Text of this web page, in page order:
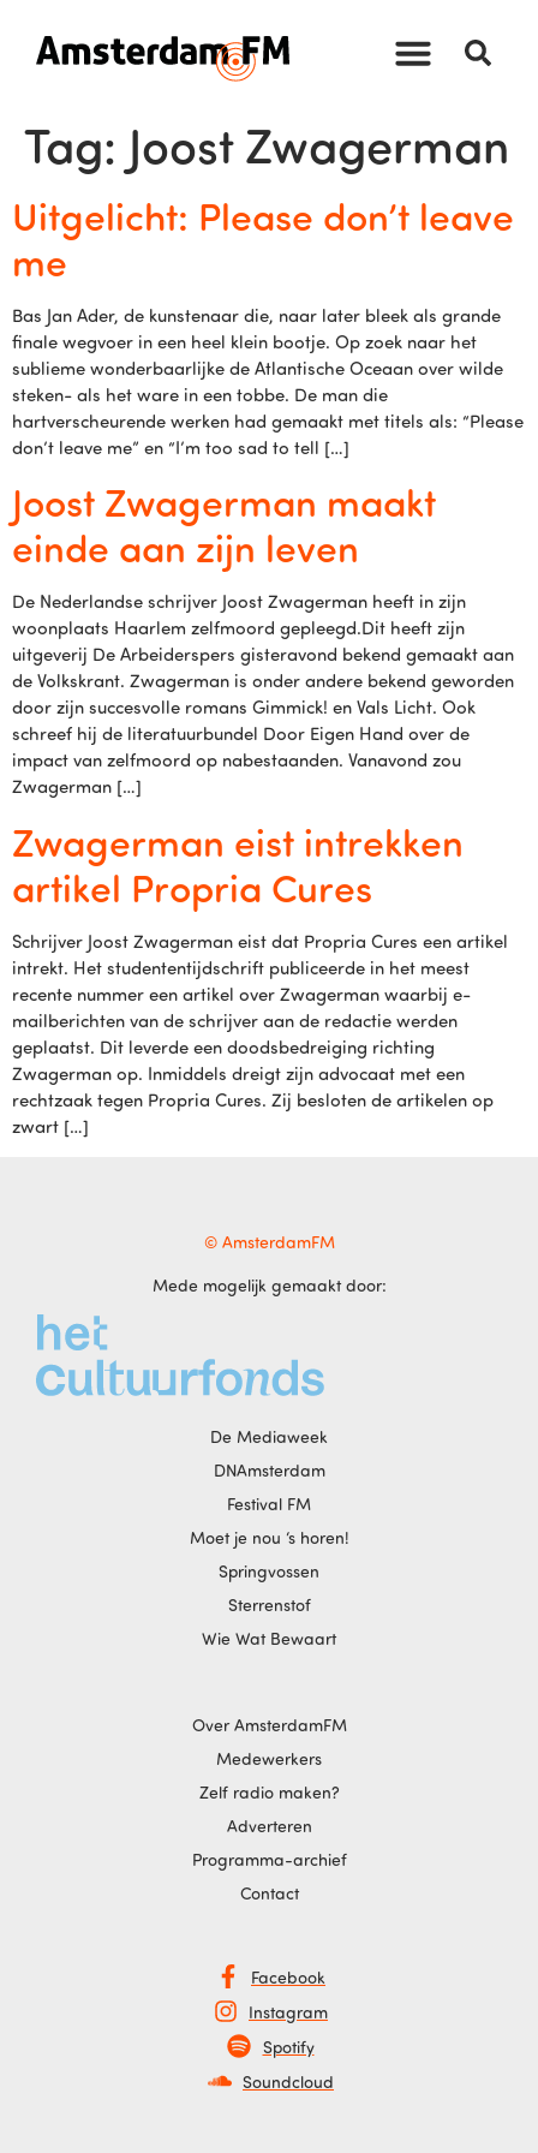
Tag: Joost Zwagerman
Uitgelicht: Please don’t leave
me
Bas Jan Ader, de kunstenaar die, naar later bleek als grande
finale wegvoer in een heel klein bootje. Op zoek naar het
sublieme wonderbaarlijke de Atlantische Oceaan over wilde
steken- als het ware in een tobbe. De man die
hartverscheurende werken had gemaakt met titels als: “Please
don’t leave me” en “I’m too sad to tell […]
Joost Zwagerman maakt
einde aan zijn leven
De Nederlandse schrijver Joost Zwagerman heeft in zijn
woonplaats Haarlem zelfmoord gepleegd.Dit heeft zijn
uitgeverij De Arbeiderspers gisteravond bekend gemaakt aan
de Volkskrant. Zwagerman is onder andere bekend geworden
door zijn succesvolle romans Gimmick! en Vals Licht. Ook
schreef hij de literatuurbundel Door Eigen Hand over de
impact van zelfmoord op nabestaanden. Vanavond zou
Zwagerman […]
Zwagerman eist intrekken
artikel Propria Cures
Schrijver Joost Zwagerman eist dat Propria Cures een artikel
intrekt. Het studententijdschrift publiceerde in het meest
recente nummer een artikel over Zwagerman waarbij e-
mailberichten van de schrijver aan de redactie werden
geplaatst. Dit leverde een doodsbedreiging richting
Zwagerman op. Inmiddels dreigt zijn advocaat met een
rechtzaak tegen Propria Cures. Zij besloten de artikelen op
zwart […]
© AmsterdamFM
Mede mogelijk gemaakt door:
De Mediaweek
DNAmsterdam
Festival FM
Moet je nou ‘s horen!
Springvossen
Sterrenstof
Wie Wat Bewaart
Over AmsterdamFM
Medewerkers
Zelf radio maken?
Adverteren
Programma-archief
Contact
Facebook
Instagram
Spotify
Soundcloud